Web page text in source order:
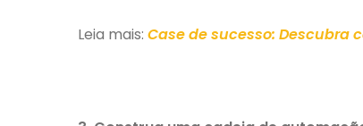
Leia mais: Case de sucesso: Descubra